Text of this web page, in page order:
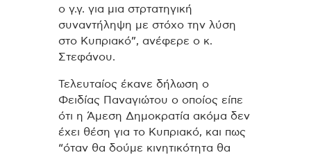
ο γ.γ. για μια στρτατηγική
συναντήληψη με στόχο την λύση
στο Κυπριακό”, ανέφερε ο κ.
Στεφάνου.
Τελευταίος έκανε δήλωση ο
Φειδίας Παναγιώτου ο οποίος είπε
ότι η Άμεση Δημοκρατία ακόμα δεν
έχει θέση για το Κυπριακό, και πως
“όταν θα δούμε κινητικότητα θα